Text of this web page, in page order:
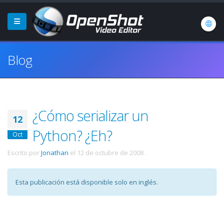
Blog
12
Oct
¿Cómo serializar un
Python? ¿Eh?
Escrito porJonathan el 12 de octubre de 2008 .
Esta publicación está disponible solo en inglés.